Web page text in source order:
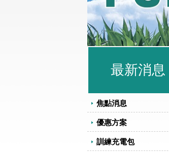
最新消息
焦點消息
優惠方案
訓練充電包